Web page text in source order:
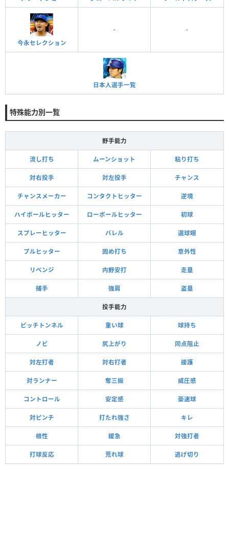
今永セレクション
- -
日本人選手一覧
特殊能力別一覧
野手能力
流し打ち ムーンショット 粘り打ち
対右投手 対左投手 チャンス
チャンスメーカー コンタクトヒッター 逆境
ハイボールヒッター ローボールヒッター 初球
スプレーヒッター バレル 選球眼
プルヒッター 固め打ち 意外性
リベンジ 内野安打 走塁
捕手 強肩 盗塁
投手能力
ピッチトンネル 重い球 球持ち
ノビ 尻上がり 同点阻止
対左打者 対右打者 援護
対ランナー 奪三振 威圧感
コントロール 安定感 豪速球
対ピンチ 打たれ強さ キレ
根性 緩急 対強打者
打球反応 荒れ球 逃げ切り